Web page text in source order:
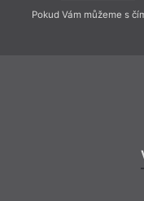
Pokud Vám můžeme s